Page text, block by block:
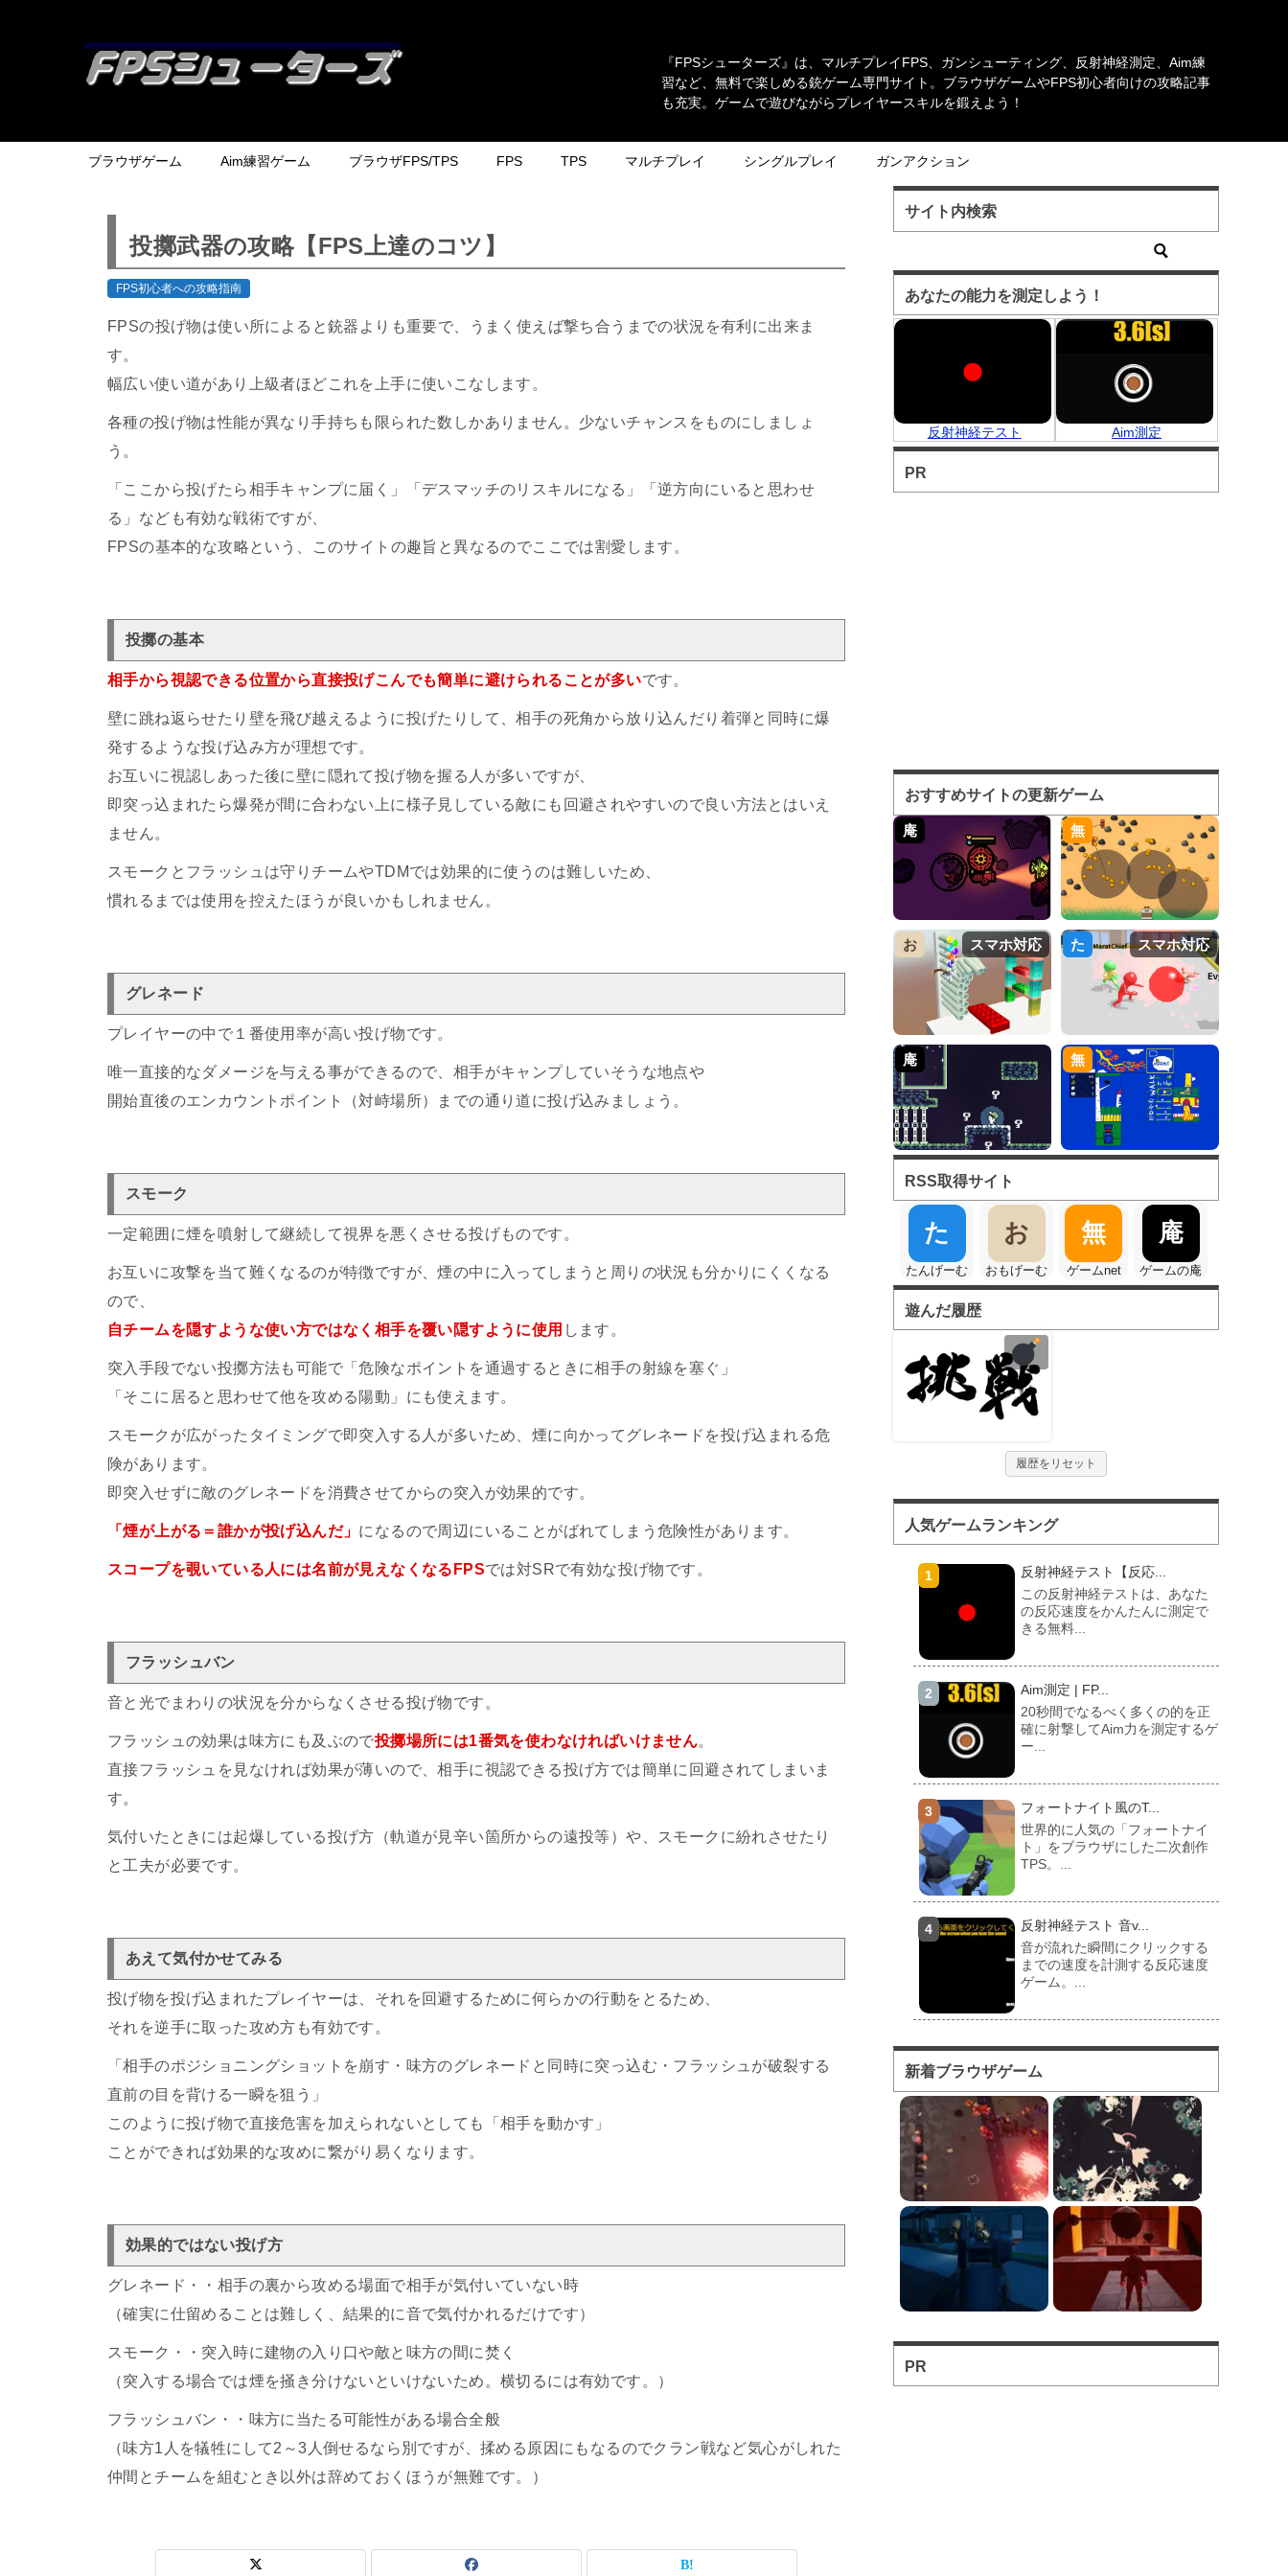
『FPSシューターズ』は、マルチプレイFPS、ガンシューティング、反射神経測定、Aim練
習など、無料で楽しめる銃ゲーム専門サイト。ブラウザゲームやFPS初心者向けの攻略記事
も充実。ゲームで遊びながらプレイヤースキルを鍛えよう！
ブラウザゲーム Aim練習ゲーム ブラウザFPS/TPS FPS TPS マルチプレイ シングルプレイ ガンアクション
投擲武器の攻略【FPS上達のコツ】
FPS初心者への攻略指南
FPSの投げ物は使い所によると銃器よりも重要で、うまく使えば撃ち合うまでの状況を有利に出来ま
す。
幅広い使い道があり上級者ほどこれを上手に使いこなします。
各種の投げ物は性能が異なり手持ちも限られた数しかありません。少ないチャンスをものにしましょ
う。
「ここから投げたら相手キャンプに届く」「デスマッチのリスキルになる」「逆方向にいると思わせ
る」なども有効な戦術ですが、
FPSの基本的な攻略という、このサイトの趣旨と異なるのでここでは割愛します。
投擲の基本
相手から視認できる位置から直接投げこんでも簡単に避けられることが多いです。
壁に跳ね返らせたり壁を飛び越えるように投げたりして、相手の死角から放り込んだり着弾と同時に爆
発するような投げ込み方が理想です。
お互いに視認しあった後に壁に隠れて投げ物を握る人が多いですが、
即突っ込まれたら爆発が間に合わない上に様子見している敵にも回避されやすいので良い方法とはいえ
ません。
スモークとフラッシュは守りチームやTDMでは効果的に使うのは難しいため、
慣れるまでは使用を控えたほうが良いかもしれません。
グレネード
プレイヤーの中で１番使用率が高い投げ物です。
唯一直接的なダメージを与える事ができるので、相手がキャンプしていそうな地点や
開始直後のエンカウントポイント（対峙場所）までの通り道に投げ込みましょう。
スモーク
一定範囲に煙を噴射して継続して視界を悪くさせる投げものです。
お互いに攻撃を当て難くなるのが特徴ですが、煙の中に入ってしまうと周りの状況も分かりにくくなる
ので、
自チームを隠すような使い方ではなく相手を覆い隠すように使用 します。
突入手段でない投擲方法も可能で「危険なポイントを通過するときに相手の射線を塞ぐ」
「そこに居ると思わせて他を攻める陽動」にも使えます。
スモークが広がったタイミングで即突入する人が多いため、煙に向かってグレネードを投げ込まれる危
険があります。
即突入せずに敵のグレネードを消費させてからの突入が効果的です。
「煙が上がる＝誰かが投げ込んだ」 になるので周辺にいることがばれてしまう危険性があります。
スコープを覗いている人には名前が見えなくなるFPSでは対SRで有効な投げ物です。
フラッシュバン
音と光でまわりの状況を分からなくさせる投げ物です。
フラッシュの効果は味方にも及ぶので投擲場所には1番気を使わなければいけません。
直接フラッシュを見なければ効果が薄いので、相手に視認できる投げ方では簡単に回避されてしまいま
す。
気付いたときには起爆している投げ方（軌道が見辛い箇所からの遠投等）や、スモークに紛れさせたり
と工夫が必要です。
あえて気付かせてみる
投げ物を投げ込まれたプレイヤーは、それを回避するために何らかの行動をとるため、
それを逆手に取った攻め方も有効です。
「相手のポジショニングショットを崩す・味方のグレネードと同時に突っ込む・フラッシュが破裂する
直前の目を背ける一瞬を狙う」
このように投げ物で直接危害を加えられないとしても「相手を動かす」
ことができれば効果的な攻めに繋がり易くなります。
効果的ではない投げ方
グレネード・・相手の裏から攻める場面で相手が気付いていない時
（確実に仕留めることは難しく、結果的に音で気付かれるだけです）
スモーク・・突入時に建物の入り口や敵と味方の間に焚く
（突入する場合では煙を掻き分けないといけないため。横切るには有効です。）
フラッシュバン・・味方に当たる可能性がある場合全般
（味方1人を犠牲にして2～3人倒せるなら別ですが、揉める原因にもなるのでクラン戦など気心がしれた
仲間とチームを組むとき以外は辞めておくほうが無難です。）
サイト内検索
あなたの能力を測定しよう！
反射神経テスト Aim測定
PR
おすすめサイトの更新ゲーム
庵 無
お スマホ対応 た スマホ対応
庵 無
RSS取得サイト
た
たんげーむ
お
おもげーむ
無
ゲームnet
庵
ゲームの庵
遊んだ履歴
履歴をリセット
人気ゲームランキング
反射神経テスト【反応...
この反射神経テストは、あなた
の反応速度をかんたんに測定で
きる無料...
Aim測定 | FP...
20秒間でなるべく多くの的を正
確に射撃してAim力を測定するゲ
ー...
フォートナイト風のT...
世界的に人気の「フォートナイ
ト」をブラウザにした二次創作
TPS。...
反射神経テスト 音v...
音が流れた瞬間にクリックする
までの速度を計測する反応速度
ゲーム。...
フォートナイト風のマ...
対人ゲームとしてかなり人気の
高い「フォートナイト」をブラ
ウザで遊...
フォートナイト風の建...
フォートナイト風の建築バトル
が楽しめる無料ブラウザTPS。
ソロとチーム戦を様々...
お手軽に対戦バトルを楽しめる
新着ブラウザゲーム
PR